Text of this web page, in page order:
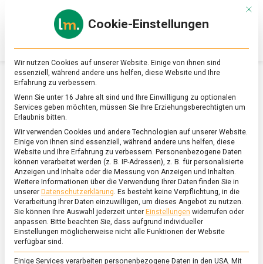
Online-
Magazin
zu
&
Ernährung
SCHLAGWORT:ROSÉ RYE
Mit
Cookie-Einstellungen
Wir nutzen Cookies auf unserer Website. Einige von ihnen sind
essenziell, während andere uns helfen, diese Website und Ihre
Erfahrung zu verbessern.
Wenn Sie unter 16 Jahre alt sind und Ihre Einwilligung zu optionalen
Services geben möchten, müssen Sie Ihre Erziehungsberechtigten um
Erlaubnis bitten.
Wir verwenden Cookies und andere Technologien auf unserer Website.
Einige von ihnen sind essenziell, während andere uns helfen, diese
Website und Ihre Erfahrung zu verbessern. Personenbezogene Daten
können verarbeitet werden (z. B. IP-Adressen), z. B. für personalisierte
Anzeigen und Inhalte oder die Messung von Anzeigen und Inhalten.
Weitere Informationen über die Verwendung Ihrer Daten finden Sie in
unserer Datenschutzerklärung. Es besteht keine Verpflichtung, in die
Verarbeitung Ihrer Daten einzuwilligen, um dieses Angebot zu nutzen.
Sie können Ihre Auswahl jederzeit unter Einstellungen widerrufen oder
anpassen. Bitte beachten Sie, dass aufgrund individueller
Einstellungen möglicherweise nicht alle Funktionen der Website
verfügbar sind.
Einige Services verarbeiten personenbezogene Daten in den USA. Mit